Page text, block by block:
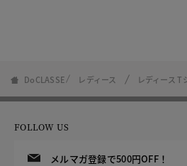
DoCLASSE レディース レディース T
FOLLOW US
メルマガ登録で500円OFF！